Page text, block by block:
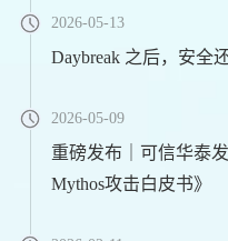
2026-05-13
Daybreak 之后，安全
2026-05-09
重磅发布｜可信华泰
Mythos攻击白皮书》